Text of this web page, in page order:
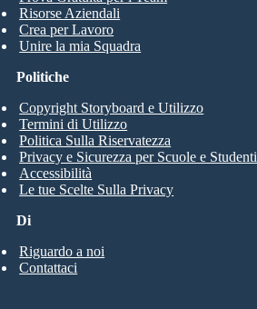
Risorse Aziendali
Crea per Lavoro
Unire la mia Squadra
Di
Riguardo a noi
Contattaci
Politiche
Copyright Storyboard e Utilizzo
Termini di Utilizzo
Politica Sulla Riservatezza
Privacy e Sicurezza per Scuole e Studenti
Accessibilità
Le tue Scelte Sulla Privacy